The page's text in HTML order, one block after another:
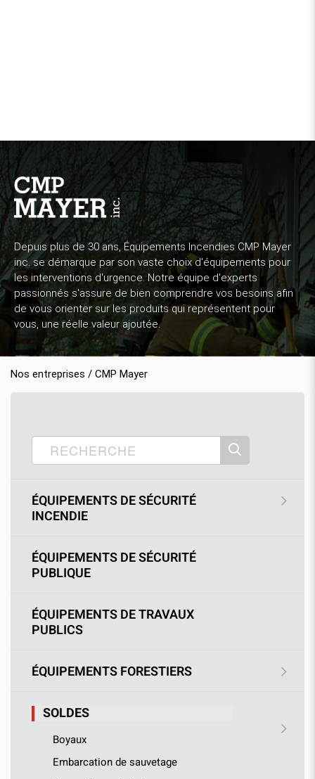
Depuis plus de 30 ans, Équipements Incendies CMP Mayer
inc. se démarque par son vaste choix d'équipements pour
les interventions d'urgence. Notre équipe d'experts
passionnés s'assure de bien comprendre vos besoins afin
de vous orienter sur les produits qui représentent pour
vous, une réelle valeur ajoutée.
Nos entreprises / CMP Mayer
ÉQUIPEMENTS DE SÉCURITÉ
INCENDIE
ÉQUIPEMENTS DE SÉCURITÉ
PUBLIQUE
ÉQUIPEMENTS DE TRAVAUX
PUBLICS
ÉQUIPEMENTS FORESTIERS
SOLDES
Boyaux
Embarcation de sauvetage